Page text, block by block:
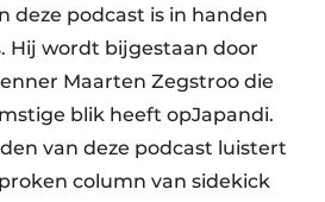
deze podcast is in handen
Hij wordt bijgestaan door
Maarten Zegstroo die
blik heeft opJapandi.
van deze podcast luistert
column van sidekick